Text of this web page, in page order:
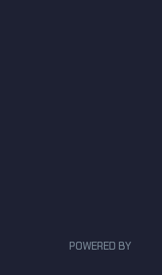
POWERED BY